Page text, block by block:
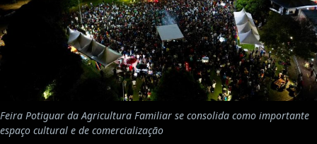
Feira Potiguar da Agricultura Familiar se consolida como importante
espaço cultural e de comercialização